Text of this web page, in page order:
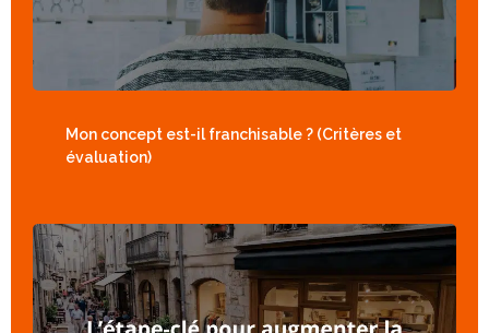
Mon concept est-il franchisable ? (Critères et
évaluation)